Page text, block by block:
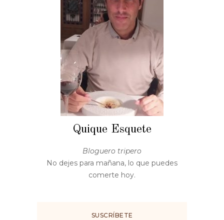
Quique Esquete
Bloguero tripero
No dejes para mañana, lo que puedes
comerte hoy.
SUSCRÍBETE